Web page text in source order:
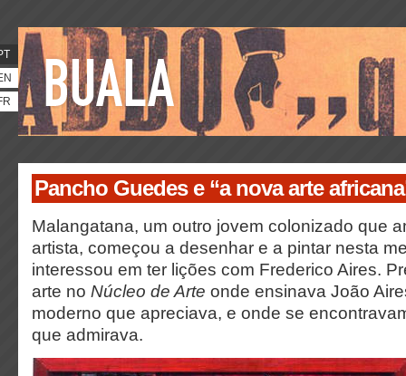
Pancho Guedes e “a nova arte
Malangatana, um outro jovem colonizado que
artista, começou a desenhar e a pintar nesta
interessou em ter lições com Frederico Aires.
arte no Núcleo de Arte onde ensinava João
moderno que apreciava, e onde se
que admirava.